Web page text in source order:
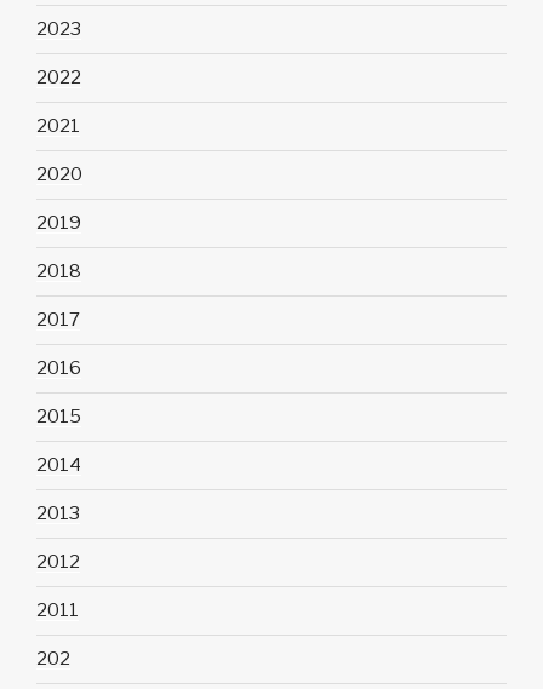
2023
2022
2021
2020
2019
2018
2017
2016
2015
2014
2013
2012
2011
202